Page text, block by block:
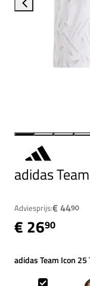
adidas
Adviesprijs:€ 4490
€ 2690
adidas Team Icon
adidas Team Icon 25 Training Shirt